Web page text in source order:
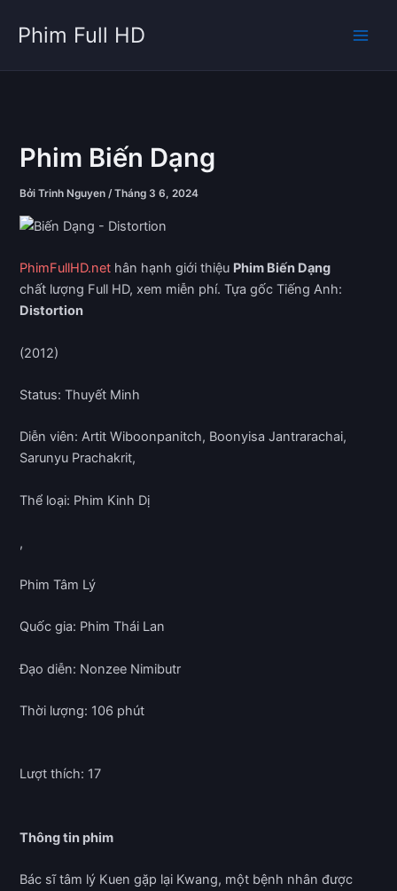
dung
Phim Full HD
Phim Biến Dạng
BởiTrinh Nguyen/Tháng 3 6, 2024
PhimFullHD.net hân hạnh giới thiệu Phim Biến Dạng
chất lượng Full HD, xem miễn phí. Tựa gốc Tiếng Anh:
Distortion
(2012)
Status: Thuyết Minh
Diễn viên: Artit Wiboonpanitch, Boonyisa Jantrarachai,
Sarunyu Prachakrit,
Thể loại: Phim Kinh Dị
,
Phim Tâm Lý
Quốc gia: Phim Thái Lan
Đạo diễn: Nonzee Nimibutr
Thời lượng: 106 phút
Lượt thích: 17
Thông tin phim
Bác sĩ tâm lý Kuen gặp lại Kwang, một bệnh nhân được